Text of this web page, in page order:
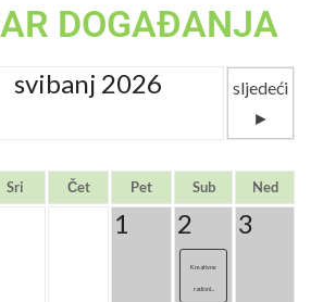
DOGAĐANJA
svibanj 2026
sljedeći
►
Sri Čet Pet Sub Ned
1 2
Kreativne
radioni...
3